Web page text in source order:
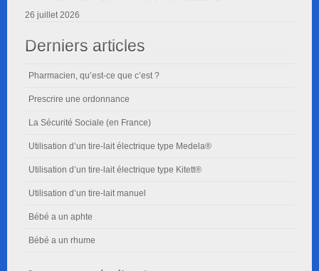
26 juillet 2026
Derniers articles
Pharmacien, qu’est-ce que c’est ?
Prescrire une ordonnance
La Sécurité Sociale (en France)
Utilisation d’un tire-lait électrique type Medela®
Utilisation d’un tire-lait électrique type Kitett®
Utilisation d’un tire-lait manuel
Bébé a un aphte
Bébé a un rhume